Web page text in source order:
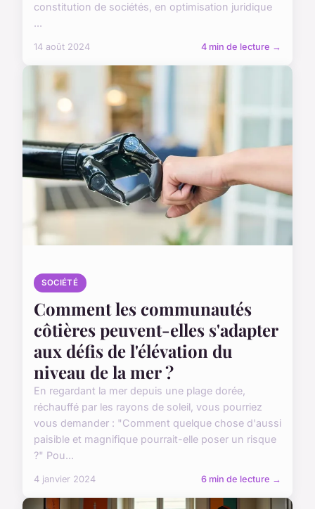
constitution de sociétés, en optimisation juridique
...
14 août 2024 4 min de lecture →
SOCIÉTÉ
Comment les communautés
côtières peuvent-elles s'adapter
aux défis de l'élévation du
niveau de la mer ?
En regardant la mer depuis une plage dorée,
réchauffé par les rayons de soleil, vous pourriez
vous demander : "Comment quelque chose d'aussi
paisible et magnifique pourrait-elle poser un risque
?" Pou...
4 janvier 2024 6 min de lecture →